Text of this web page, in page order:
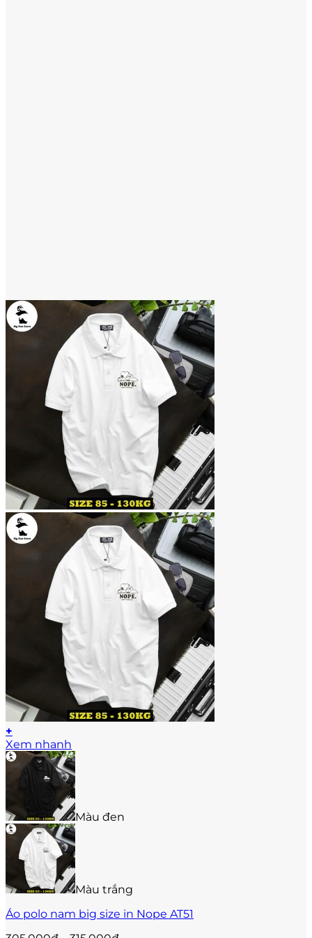
+
Sản
phẩm
này
biến
thể.
Các
tùy
chọn
thể
chọn
Xem nhanh
Màu đen
Màu trắng
Áo polo nam big size in Nope AT51